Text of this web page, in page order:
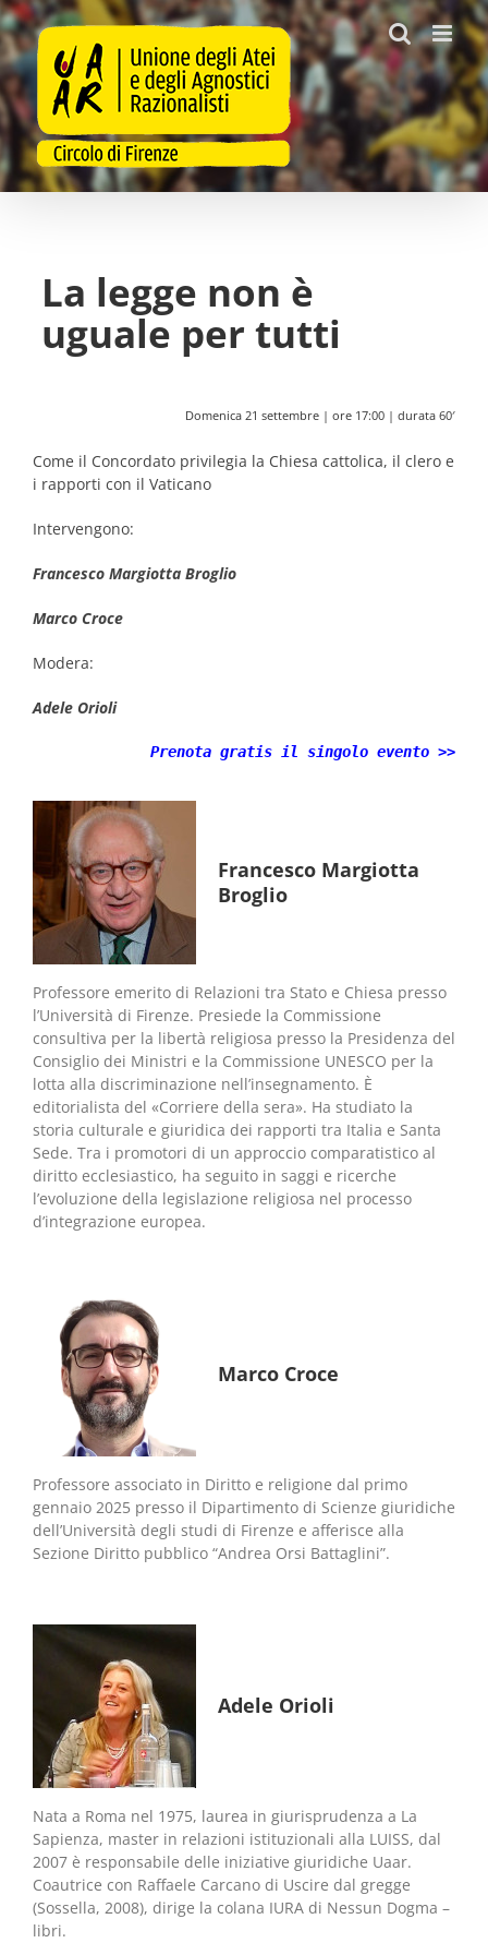
Salta
al
contenuto
La legge non è
uguale per tutti
Domenica 21 settembre | ore 17:00 | durata 60′
Come il Concordato privilegia la Chiesa cattolica, il clero e
i rapporti con il Vaticano
Intervengono:
Francesco Margiotta Broglio
Marco Croce
Modera:
Adele Orioli
Prenota gratis il singolo evento >>
Francesco Margiotta
Broglio
Professore emerito di Relazioni tra Stato e Chiesa presso
l’Università di Firenze. Presiede la Commissione
consultiva per la libertà religiosa presso la Presidenza del
Consiglio dei Ministri e la Commissione UNESCO per la
lotta alla discriminazione nell’insegnamento. È
editorialista del «Corriere della sera». Ha studiato la
storia culturale e giuridica dei rapporti tra Italia e Santa
Sede. Tra i promotori di un approccio comparatistico al
diritto ecclesiastico, ha seguito in saggi e ricerche
l’evoluzione della legislazione religiosa nel processo
d’integrazione europea.
Marco Croce
Professore associato in Diritto e religione dal primo
gennaio 2025 presso il Dipartimento di Scienze giuridiche
dell’Università degli studi di Firenze e afferisce alla
Sezione Diritto pubblico “Andrea Orsi Battaglini”.
Adele Orioli
Nata a Roma nel 1975, laurea in giurisprudenza a La
Sapienza, master in relazioni istituzionali alla LUISS, dal
2007 è responsabile delle iniziative giuridiche Uaar.
Coautrice con Raffaele Carcano di Uscire dal gregge
(Sossella, 2008), dirige la colana IURA di Nessun Dogma –
libri.